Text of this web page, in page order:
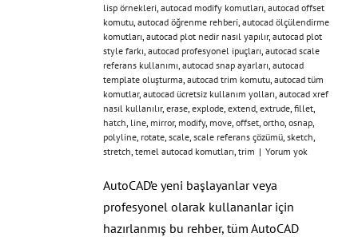
lisp örnekleri autocad modify komutları autocad offset
komutu autocad öğrenme rehberi autocad ölçülendirme
komutları autocad plot nedir nasıl yapılır, autocad plot
style farkı autocad profesyonel ipuçları autocad scale
referans kullanımı autocad snap ayarları autocad
template oluşturma autocad trim komutu autocad tüm
komutlar, autocad ücretsiz kullanım yolları autocad xref
nasıl kullanılır, erase explode extend extrude fillet
hatch line mirror, modify, move offset ortho osnap
polyline rotate scale scale referans çözümü sketch
stretch temel autocad komutları trim | Yorum yok
AutoCAD’e yeni başlayanlar veya
profesyonel olarak kullananlar için
hazırlanmış bu rehber, tüm AutoCAD